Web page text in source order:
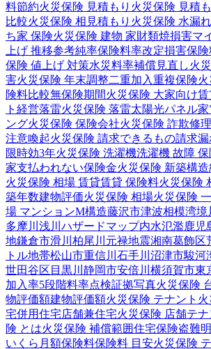
料節約火災保険 見積もり 火災保険 見積
比較火災保険 相見積もり 火災保険 水漏れ
ち家 保険火災保険 建物 家財類焼損害マ
上げ 推移参考純率保険料率改定損害保
保険 値上げ 対策水災料率補償見直し火
害火災保険 年末調整二重加入重複保険
険料比較無保険期間火災保険 大家向け賃
ト経営落雷火災保険 落雷太陽光パネル家
ング火災保険 保険会社火災保険 詐欺修
注意喚起火災保険 請求できるもの請求漏
限時効3年火災保険 洗濯機洗濯機 故障 保
家支払われない保険金火災保険 新築構造
火災保険 相場 賃貸賃貸 保険料火災保険
築年数建物評価火災保険 相場火災保険
場 マンションM構造藤沢市津波相模湾境
多摩川 浅川 ハザードマップ内水氾濫鹿児
地鎌倉市滑川 柏尾川 元禄地震湘南葛飾区
トル地帯松山市重信川 石手川 沼津市駿河
世田谷区 目黒川 静岡市安倍川 横須賀市東
加入率5段階料率点検証拠写真火災保険
物評価額建物評価額火災保険 テナント
宅併用住宅店舗兼住宅火災保険 店舗テナ
険 とは火災保険 補償範囲住宅保険盗難
いくら 月額保険料保険料 目安火災保険